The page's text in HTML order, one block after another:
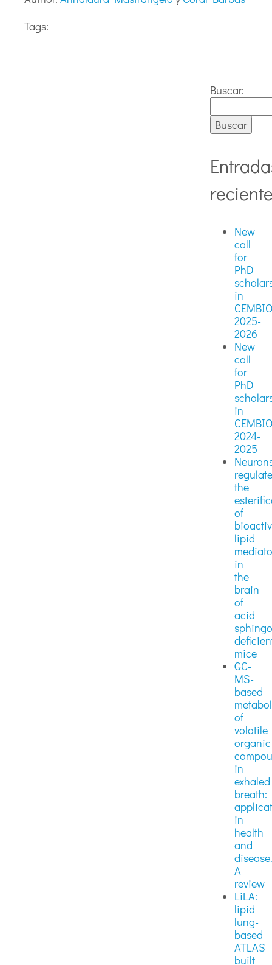
Tags:
Buscar:
New
call
for
PhD
in
2025-
2026
New
call
for
PhD
in
2024-
2025
the
of
lipid
in
the
brain
of
acid
mice
GC-
MS-
based
of
volatile
organic
in
exhaled
breath:
in
health
and
A
review
LiLA:
lipid
lung-
based
ATLAS
built